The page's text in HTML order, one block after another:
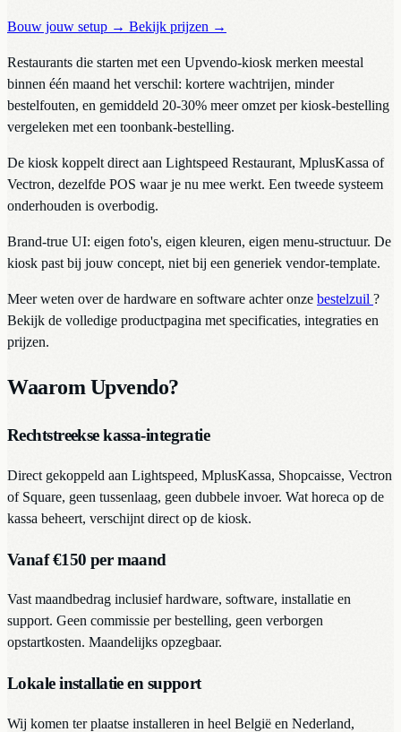
Bouw jouw setup → Bekijk prijzen →
Restaurants die starten met een Upvendo-kiosk merken meestal
binnen één maand het verschil: kortere wachtrijen, minder
bestelfouten, en gemiddeld 20-30% meer omzet per kiosk-bestelling
vergeleken met een toonbank-bestelling.
De kiosk koppelt direct aan Lightspeed Restaurant, MplusKassa of
Vectron, dezelfde POS waar je nu mee werkt. Een tweede systeem
onderhouden is overbodig.
Brand-true UI: eigen foto's, eigen kleuren, eigen menu-structuur. De
kiosk past bij jouw concept, niet bij een generiek vendor-template.
Meer weten over de hardware en software achter onze bestelzuil ?
Bekijk de volledige productpagina met specificaties, integraties en
prijzen.
Waarom Upvendo?
Rechtstreekse kassa-integratie
Direct gekoppeld aan Lightspeed, MplusKassa, Shopcaisse, Vectron
of Square, geen tussenlaag, geen dubbele invoer. Wat horeca op de
kassa beheert, verschijnt direct op de kiosk.
Vanaf €150 per maand
Vast maandbedrag inclusief hardware, software, installatie en
support. Geen commissie per bestelling, geen verborgen
opstartkosten. Maandelijks opzegbaar.
Lokale installatie en support
Wij komen ter plaatse installeren in heel België en Nederland,